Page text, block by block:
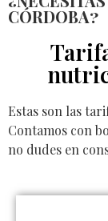
CÓRDOBA?
Estas son las
Contamos con
no dudes en